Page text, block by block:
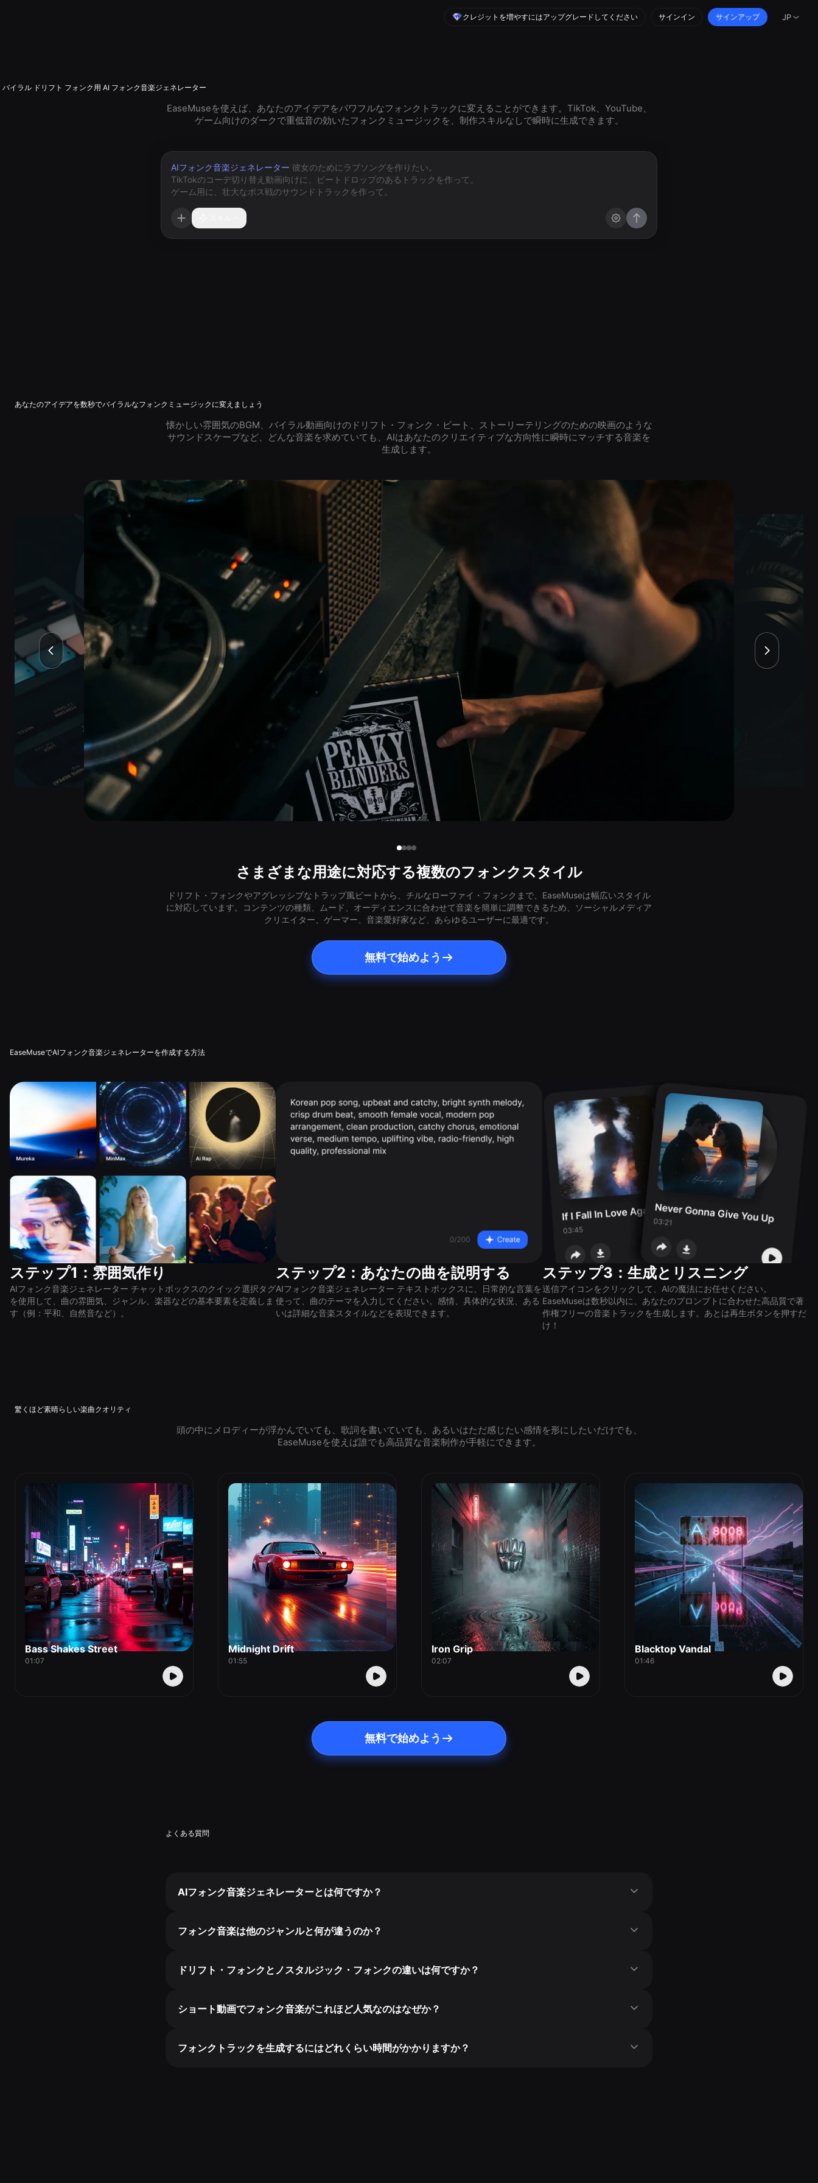
クレジットを増やすにはアップグレードしてください サインイン サインアップ JP
バイラル ドリフト フォンク用 AI フォンク音楽ジェネレーター
EaseMuseを使えば、あなたのアイデアをパワフルなフォンクトラックに変えることができます。TikTok、YouTube、
ゲーム向けのダークで重低音の効いたフォンクミュージックを、制作スキルなしで瞬時に生成できます。
AIフォンク音楽ジェネレーター
あなたのアイデアを数秒でバイラルなフォンクミュージックに変えましょう
懐かしい雰囲気のBGM、バイラル動画向けのドリフト・フォンク・ビート、ストーリーテリングのための映画のような
サウンドスケープなど、どんな音楽を求めていても、AIはあなたのクリエイティブな方向性に瞬時にマッチする音楽を
生成します。
さまざまな用途に対応する複数のフォンクスタイル
ドリフト・フォンクやアグレッシブなトラップ風ビートから、チルなローファイ・フォンクまで、EaseMuseは幅広いスタイル
に対応しています。コンテンツの種類、ムード、オーディエンスに合わせて音楽を簡単に調整できるため、ソーシャルメディア
クリエイター、ゲーマー、音楽愛好家など、あらゆるユーザーに最適です。
無料で始めよう
EaseMuseでAIフォンク音楽ジェネレーターを作成する方法
ステップ1：雰囲気作り
AIフォンク音楽ジェネレーター チャットボックスのクイック選択タグ
を使用して、曲の雰囲気、ジャンル、楽器などの基本要素を定義しま
す（例：平和、自然音など）。
ステップ2：あなたの曲を説明する
AIフォンク音楽ジェネレーター テキストボックスに、日常的な言葉を
使って、曲のテーマを入力してください。感情、具体的な状況、ある
いは詳細な音楽スタイルなどを表現できます。
ステップ3：生成とリスニング
送信アイコンをクリックして、AIの魔法にお任せください。
EaseMuseは数秒以内に、あなたのプロンプトに合わせた高品質で著
作権フリーの音楽トラックを生成します。あとは再生ボタンを押すだ
け！
驚くほど素晴らしい楽曲クオリティ
頭の中にメロディーが浮かんでいても、歌詞を書いていても、あるいはただ感じたい感情を形にしたいだけでも、
EaseMuseを使えば誰でも高品質な音楽制作が手軽にできます。
Bass Shakes Street
01:07
Midnight Drift
01:55
Iron Grip
02:07
Blacktop Vandal
01:46
無料で始めよう
よくある質問
AIフォンク音楽ジェネレーターとは何ですか？
フォンク音楽は他のジャンルと何が違うのか？
ドリフト・フォンクとノスタルジック・フォンクの違いは何ですか？
ショート動画でフォンク音楽がこれほど人気なのはなぜか？
フォンクトラックを生成するにはどれくらい時間がかかりますか？